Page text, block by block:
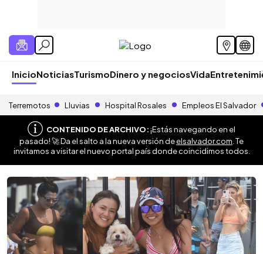
InicioNoticiasTurismoDinero y negociosVida
Terremotos Lluvias Hospital Rosales Empleos El Salvador
CONTENIDO DE ARCHIVO:¡Estás navegando en el
pasado! 🚀 Da el salto a la nueva versión deelsalvador.com . Te
invitamos a visitar el nuevo portal país donde coincidimos todos.